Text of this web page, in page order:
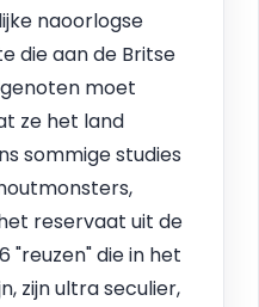
naoorlogse
die aan de Britse
moet
ze het land
sommige studies
reservaat uit de
"reuzen" die in het
zijn ultra seculier,